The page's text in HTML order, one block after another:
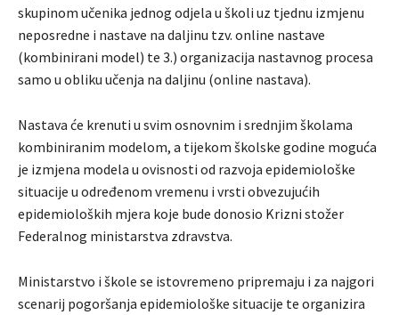
skupinom učenika jednog odjela u školi uz tjednu izmjenu
neposredne i nastave na daljinu tzv. online nastave
(kombinirani model) te 3.) organizacija nastavnog procesa
samo u obliku učenja na daljinu (online nastava).
Nastava će krenuti u svim osnovnim i srednjim školama
kombiniranim modelom, a tijekom školske godine moguća
je izmjena modela u ovisnosti od razvoja epidemiološke
situacije u određenom vremenu i vrsti obvezujućih
epidemioloških mjera koje bude donosio Krizni stožer
Federalnog ministarstva zdravstva.
Ministarstvo i škole se istovremeno pripremaju i za najgori
scenarij pogoršanja epidemiološke situacije te organizira